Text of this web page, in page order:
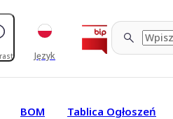
Język
BOM Tablica Ogłoszeń